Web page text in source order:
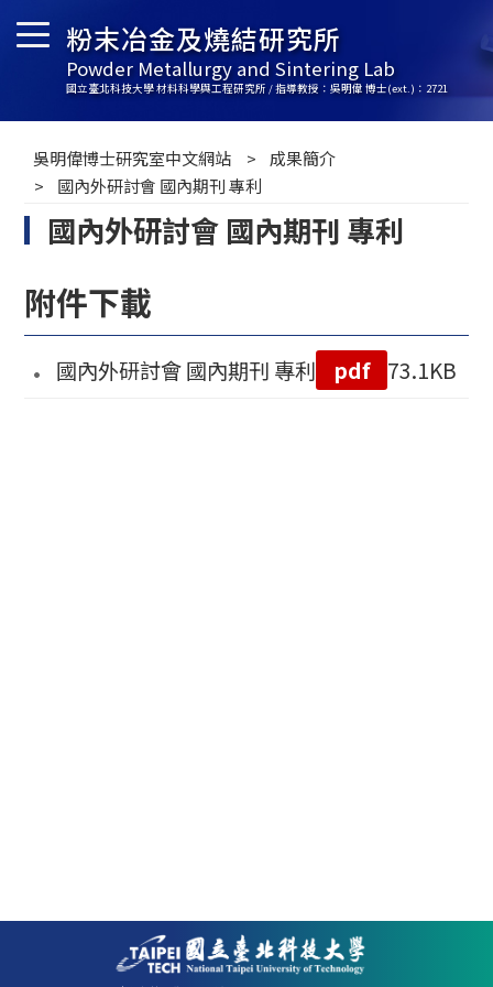
粉末冶金及燒結研究所
Powder Metallurgy and Sintering Lab
國立臺北科技大學 材料科學與工程研究所 / 指導教授：吳明偉 博士(ext.)：2721
吳明偉博士研究室中文網站
成果簡介
國內外研討會 國內期刊 專利
國內外研討會 國內期刊 專利
附件下載
國內外研討會 國內期刊 專利 pdf 73.1KB